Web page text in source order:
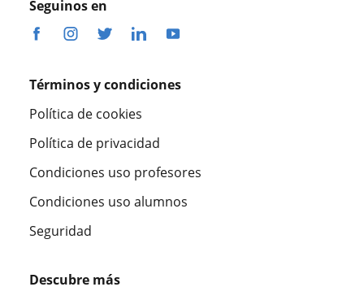
Seguinos en
Términos y condiciones
Política de cookies
Política de privacidad
Condiciones uso profesores
Condiciones uso alumnos
Seguridad
Descubre más